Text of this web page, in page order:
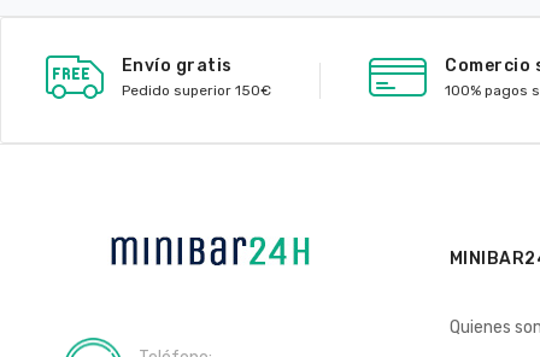
Envío gratis
Pedido superior 150€
Comercio
100% pagos
Quienes